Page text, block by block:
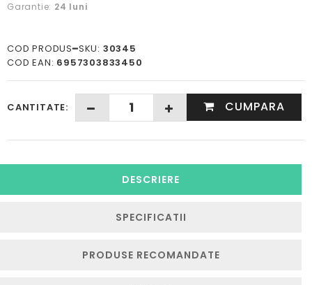
Garantie: 24 luni
COD PRODUS━SKU: 30345
COD EAN: 6957303833450
CANTITATE: CUMPARA
DESCRIERE
SPECIFICATII
PRODUSE RECOMANDATE